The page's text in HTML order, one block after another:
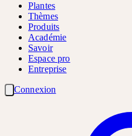
Plantes
Thèmes
Produits
Académie
Savoir
Espace pro
Entreprise
Connexion